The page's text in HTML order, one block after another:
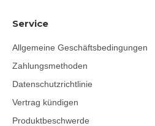
Service
Allgemeine Geschäftsbedingungen
Zahlungsmethoden
Datenschutzrichtlinie
Vertrag kündigen
Produktbeschwerde